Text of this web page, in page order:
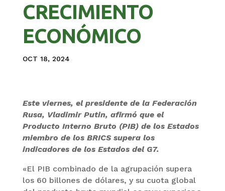
CRECIMIENTO
ECONÓMICO
OCT 18, 2024
Este viernes, el presidente de la Federación
Rusa, Vladimir Putin, afirmó que el
Producto Interno Bruto (PIB) de los Estados
miembro de los BRICS supera los
indicadores de los Estados del G7.
«El PIB combinado de la agrupación supera
los 60 billones de dólares, y su cuota global